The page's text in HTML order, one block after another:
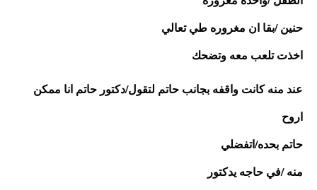
حنين /بقا ان مغروره طي تعالي
اخذت تلعب معه وتضحك
اروح
حاتم بحده/اتفضلي
منه /في حاجه يدكتور